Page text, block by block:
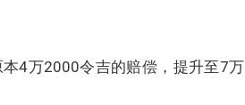
4万2000令吉的赔偿，提升至7万